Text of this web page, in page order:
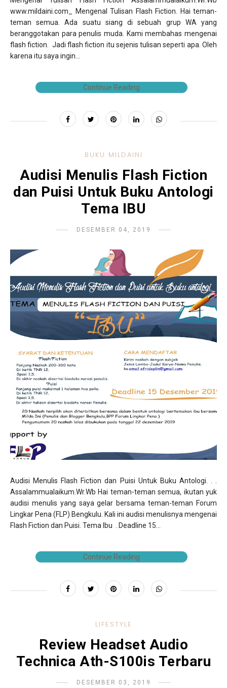
www.mildaini.com_ Mengenal Tulisan Flash Fiction. Hai teman-
teman semua. Ada suatu siang di sebuah grup WA yang
beranggotakan para penulis muda. Kami membahas mengenai
flash fiction. Jadi flash fiction itu sejenis tulisan seperti apa. Oleh
karena itu saya ingin...
Continue Reading
BUKU MILDAINI
Audisi Menulis Flash Fiction
dan Puisi Untuk Buku Antologi
Tema IBU
DESEMBER 04, 2019
Audisi Menulis Flash Fiction dan Puisi Untuk Buku Antologi. . .
Assalammualaikum.Wr.Wb Hai teman-teman semua, ikutan yuk
audisi menulis yang saya gelar bersama teman-teman Forum
Lingkar Pena (FLP) Bengkulu. Kali ini audisi menulisnya mengenai
Flash Fiction dan Puisi. Tema Ibu . Deadline 15...
Continue Reading
LIFESTYLE
Review Headset Audio
Technica Ath-S100is Terbaru
DESEMBER 03, 2019